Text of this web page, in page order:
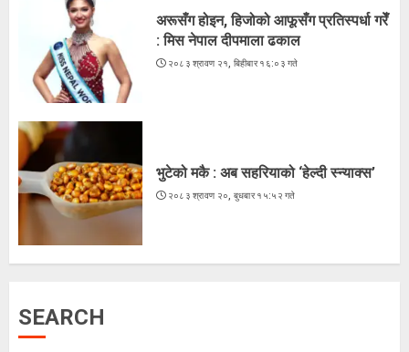
अरूसँग होइन, हिजोको आफूसँग प्रतिस्पर्धा गरेँ
: मिस नेपाल दीपमाला ढकाल
२०८३ श्रावण २१, बिहीबार १६:०३ गते
भुटेको मकै : अब सहरियाको ‘हेल्दी स्न्याक्स’
२०८३ श्रावण २०, बुधबार १५:५२ गते
SEARCH
२०८३ श्रावण १९, मंगलवार १३:३८ गते
4
5
के शशांकको नेतृत्वमा बन्दै छ नयाँ दल ?